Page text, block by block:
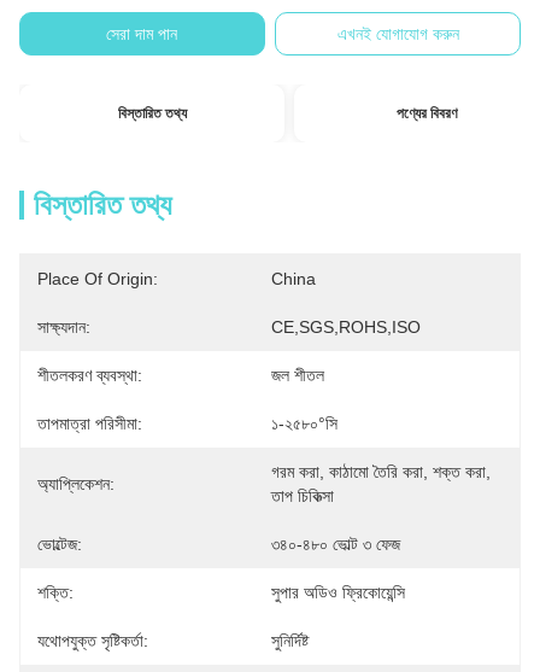
সেরা দাম পান এখনই যোগাযোগ করুন
বিস্তারিত তথ্য পণ্যের বিবরণ
বিস্তারিত তথ্য
Place Of Origin: China
সাক্ষ্যদান: CE,SGS,ROHS,ISO
শীতলকরণ ব্যবস্থা: জল শীতল
তাপমাত্রা পরিসীমা: ১-২৫৮০°সি
অ্যাপ্লিকেশন:
গরম করা, কাঠামো তৈরি করা, শক্ত করা,
তাপ চিকিত্সা
ভোল্টেজ: ৩৪০-৪৮০ ভোল্ট ৩ ফেজ
শক্তি: সুপার অডিও ফ্রিকোয়েন্সি
যথোপযুক্ত সৃষ্টিকর্তা: সুনির্দিষ্ট